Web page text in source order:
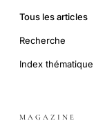
Tous les articles
Recherche
Index thématique
MAGAZINE